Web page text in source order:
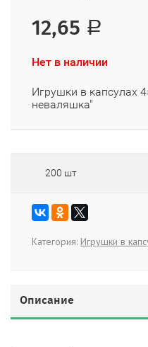
12,65 Р
Нет в наличии
Игрушки в капсулах
неваляшка"
200 шт
Категория: Игрушки в
Описание